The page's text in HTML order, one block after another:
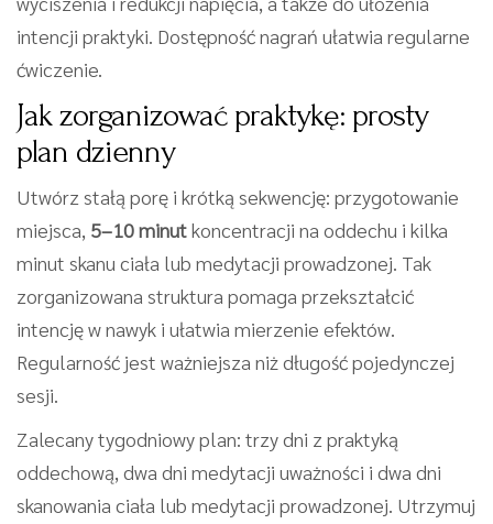
intencji praktyki. Dostępność nagrań ułatwia regularne
ćwiczenie.
Jak zorganizować praktykę: prosty
plan dzienny
Utwórz stałą porę i krótką sekwencję: przygotowanie
miejsca, 5–10 minutkoncentracji na oddechu i kilka
minut skanu ciała lub medytacji prowadzonej. Tak
zorganizowana struktura pomaga przekształcić
intencję w nawyk i ułatwia mierzenie efektów.
Regularność jest ważniejsza niż długość pojedynczej
sesji.
Zalecany tygodniowy plan: trzy dni z praktyką
oddechową, dwa dni medytacji uważności i dwa dni
skanowania ciała lub medytacji prowadzonej. Utrzymuj